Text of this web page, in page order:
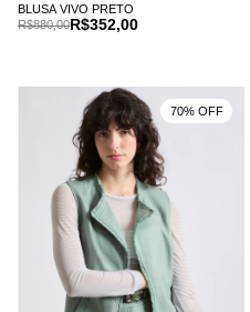
BLUSA VIVO PRETO
R$352,00
R$880,00
70% OFF